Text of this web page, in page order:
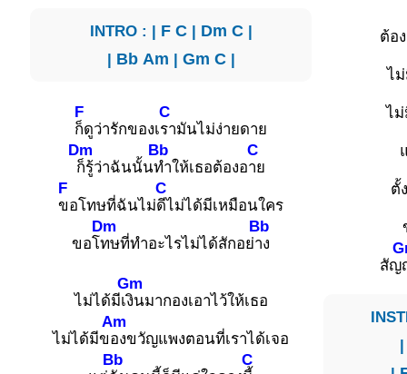
INTRO : | F C| Dm C|
| Bb Am | Gm C|
F
ก็ดูว่ารักของเ
C
รามันไม่ง่ายดาย
Dm
ก็รู้ว่าฉันนั้น
Bb
ทำให้เธอต้องอ
C
าย
F
ขอโทษที่ฉันไม่
C
ดีไม่ได้มีเหมือนใคร
ขอโ
Dm
ทษที่ทำอะไรไม่ได้สักอย่
Bb
าง
ไม่ได้มีเ
Gm
งินมากองเอาไว้ให้เธอ
ไม่ได้มีข
Am
องขวัญแพงตอนที่เราได้เจอ
Bb C
ต้อ
ไ
ไ
ตั้
สัญ
|